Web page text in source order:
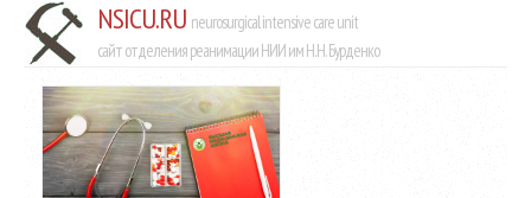
NSICU.RU neurosurgical intensive care unit
сайт отделения реанимации НИИ им Н.Н. Бурденко